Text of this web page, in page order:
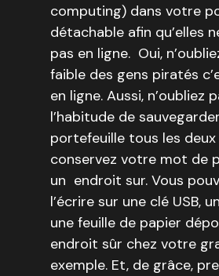
computing) dans votre
détachable afin qu’elles
pas en ligne. Oui,
faible des gens piratés
en ligne. Aussi, n’oubliez
l’habitude de
portefeuille tous les
conservez votre mot de
un endroit sur. Vous
l’écrire sur une clé USB,
une feuille de papier
endroit sûr chez votre
exemple. Et, de grâce,